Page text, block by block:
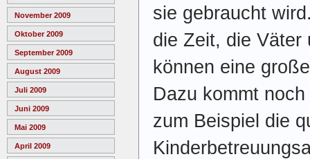
November 2009
Oktober 2009
September 2009
August 2009
Juli 2009
Juni 2009
Mai 2009
April 2009
sie gebraucht
die Zeit, die Väter
können eine
Dazu kommt
zum Beispiel die